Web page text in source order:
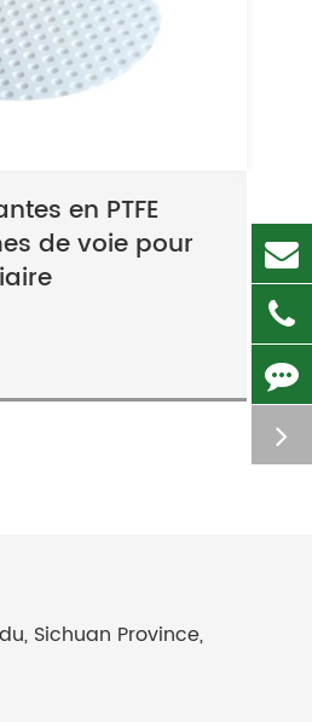
en PTFE
de voie pour
Sichuan Province,